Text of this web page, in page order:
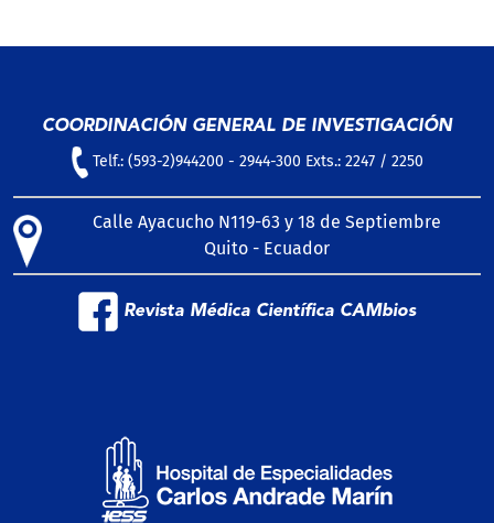
COORDINACIÓN GENERAL DE INVESTIGACIÓN
Telf.: (593-2)944200 - 2944-300 Exts.: 2247 / 2250
Calle Ayacucho N119-63 y 18 de Septiembre
Quito - Ecuador
Revista Médica Científica CAMbios